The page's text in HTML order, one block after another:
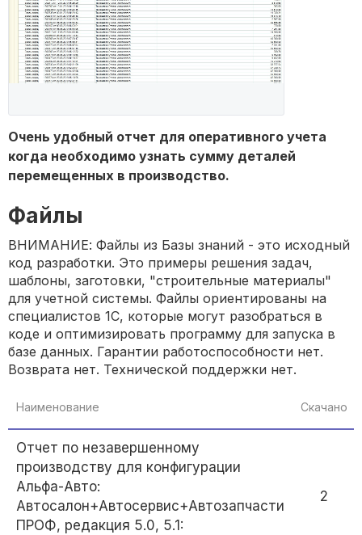
Очень удобный отчет для оперативного учета
когда необходимо узнать сумму деталей
перемещенных в производство.
Файлы
ВНИМАНИЕ: Файлы из Базы знаний - это исходный
код разработки. Это примеры решения задач,
шаблоны, заготовки, "строительные материалы"
для учетной системы. Файлы ориентированы на
специалистов 1С, которые могут разобраться в
коде и оптимизировать программу для запуска в
базе данных. Гарантии работоспособности нет.
Возврата нет. Технической поддержки нет.
Наименование Скачано
Отчет по незавершенному
производству для конфигурации
Альфа-Авто:
Автосалон+Автосервис+Автозапчасти
ПРОФ, редакция 5.0, 5.1:
2